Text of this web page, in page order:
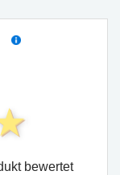
bewertet